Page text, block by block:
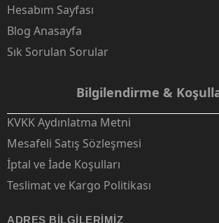
Hesabım Sayfası
Blog Anasayfa
Sık Sorulan Sorular
Bilgilendirme &
KVKK Aydınlatma Metni
Mesafeli Satış Sözleşmesi
İptal ve İade Koşulları
Teslimat ve Kargo Politikası
ADRES BILGILERIMIZ